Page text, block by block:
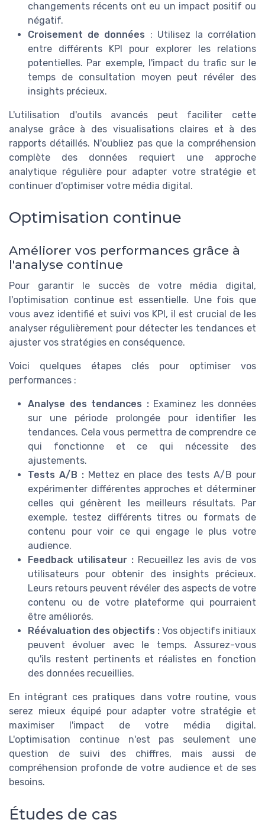
changements récents ont eu un impact positif ou
négatif.
Croisement de données : Utilisez la corrélation
entre différents KPI pour explorer les relations
potentielles. Par exemple, l'impact du trafic sur le
temps de consultation moyen peut révéler des
insights précieux.
L'utilisation d'outils avancés peut faciliter cette
analyse grâce à des visualisations claires et à des
rapports détaillés. N'oubliez pas que la compréhension
complète des données requiert une approche
analytique régulière pour adapter votre stratégie et
continuer d'optimiser votre média digital.
Optimisation continue
Améliorer vos performances grâce à
l'analyse continue
Pour garantir le succès de votre média digital,
l'optimisation continue est essentielle. Une fois que
vous avez identifié et suivi vos KPI, il est crucial de les
analyser régulièrement pour détecter les tendances et
ajuster vos stratégies en conséquence.
Voici quelques étapes clés pour optimiser vos
performances :
Analyse des tendances :Examinez les données
sur une période prolongée pour identifier les
tendances. Cela vous permettra de comprendre ce
qui fonctionne et ce qui nécessite des
ajustements.
Tests A/B :Mettez en place des tests A/B pour
expérimenter différentes approches et déterminer
celles qui génèrent les meilleurs résultats. Par
exemple, testez différents titres ou formats de
contenu pour voir ce qui engage le plus votre
audience.
Feedback utilisateur :Recueillez les avis de vos
utilisateurs pour obtenir des insights précieux.
Leurs retours peuvent révéler des aspects de votre
contenu ou de votre plateforme qui pourraient
être améliorés.
Réévaluation des objectifs : Vos objectifs initiaux
peuvent évoluer avec le temps. Assurez-vous
qu'ils restent pertinents et réalistes en fonction
des données recueillies.
En intégrant ces pratiques dans votre routine, vous
serez mieux équipé pour adapter votre stratégie et
maximiser l'impact de votre média digital.
L'optimisation continue n'est pas seulement une
question de suivi des chiffres, mais aussi de
compréhension profonde de votre audience et de ses
besoins.
Études de cas